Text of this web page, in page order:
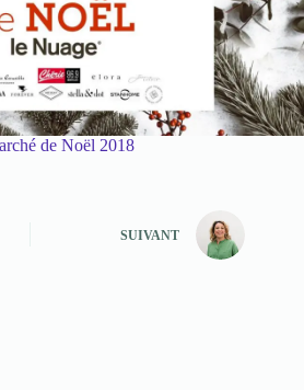
de Noël 2018
SUIVANT